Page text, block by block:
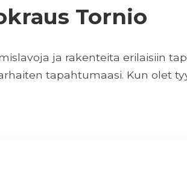
Tornio
ja rakenteita erilaisiin
tapahtumaasi. Kun olet